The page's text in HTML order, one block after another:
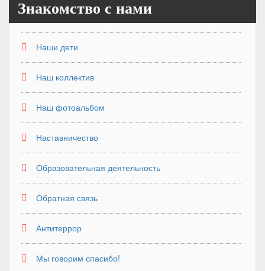
Знакомство с нами
Наши дети
Наш коллектив
Наш фотоальбом
Наставничество
Образовательная деятельность
Обратная связь
Антитеррор
Мы говорим спасибо!